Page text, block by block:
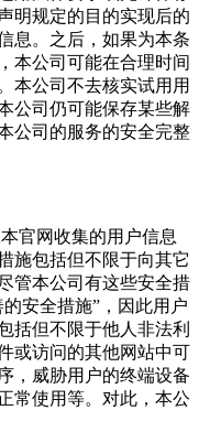
明规定的目的实现后的
息。之后，如果为本条
本公司可能在合理时间
本公司不去核实试用用
公司仍可能保存某些解
公司的服务的安全完整
官网收集的用户信息
施包括但不限于向其它
管本公司有这些安全措
安全措施”，因此用户
括但不限于他人非法利
或访问的其他网站中可
，威胁用户的终端设备
常使用等。对此，本公